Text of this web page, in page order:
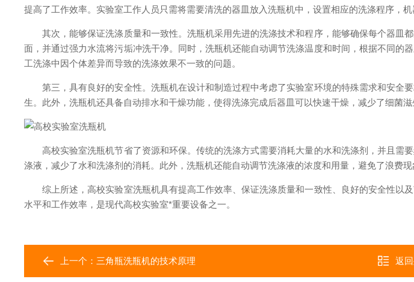
提高了工作效率。实验室工作人员只需将需要清洗的器皿放入洗瓶机中，设置相应的洗涤程序，
其次，能够保证洗涤质量和一致性。洗瓶机采用先进的洗涤技术和程序，能够确保每个器皿
面，并通过强力水流将污垢冲洗干净。同时，洗瓶机还能自动调节洗涤温度和时间，根据不同
工洗涤中因个体差异而导致的洗涤效果不一致的问题。
第三，具有良好的安全性。洗瓶机在设计和制造过程中考虑了实验室环境的特殊需求和安全
生。此外，洗瓶机还具备自动排水和干燥功能，使得洗涤完成后器皿可以快速干燥，减少了细菌滋
高校实验室洗瓶机节省了资源和环保。传统的洗涤方式需要消耗大量的水和洗涤剂，并且需
涤液，减少了水和洗涤剂的消耗。此外，洗瓶机还能自动调节洗涤液的浓度和用量，避免了浪费
综上所述，高校实验室洗瓶机具有提高工作效率、保证洗涤质量和一致性、良好的安全性以
水平和工作效率，是现代高校实验室*重要设备之一。
上一个： 三角瓶洗瓶机的技术原理 返